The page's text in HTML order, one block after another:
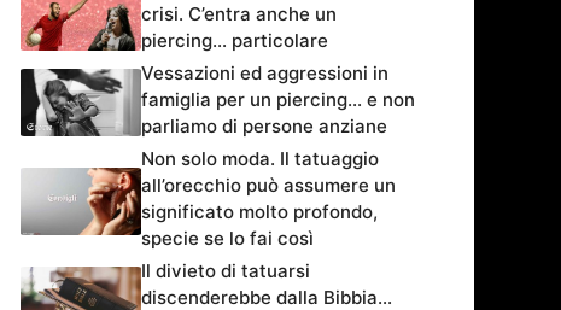
crisi. C’entra anche un
piercing… particolare
Vessazioni ed aggressioni in
famiglia per un piercing… e non
parliamo di persone anziane
Non solo moda. Il tatuaggio
all’orecchio può assumere un
significato molto profondo,
specie se lo fai così
Il divieto di tatuarsi
discenderebbe dalla Bibbia…